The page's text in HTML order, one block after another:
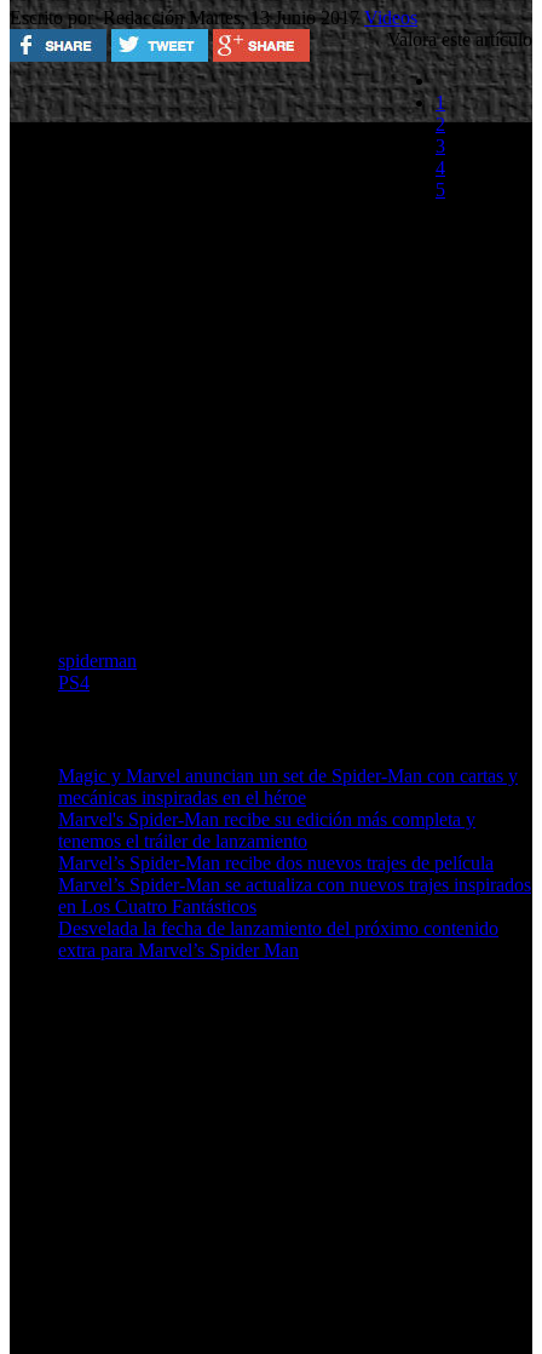
Escrito por RedacciónMartes, 13 Junio 2017 Videos
Valora este artículo
1
2
3
4
5
spiderman
PS4
Magic y Marvel anuncian un set de Spider-Man con cartas y
mecánicas inspiradas en el héroe
Marvel's Spider-Man recibe su edición más completa y
tenemos el tráiler de lanzamiento
Marvel’s Spider-Man recibe dos nuevos trajes de película
Marvel’s Spider-Man se actualiza con nuevos trajes inspirados
en Los Cuatro Fantásticos
Desvelada la fecha de lanzamiento del próximo contenido
extra para Marvel’s Spider Man